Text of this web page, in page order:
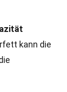
kann die